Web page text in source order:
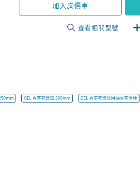
加入詢價車
查看相關型號
GEL 真空乾燥器 300mm GEL 真空乾燥器用抽真空活栓